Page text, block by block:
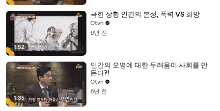
1:52
극한 상황 인간의 본성, 폭력 VS 희망
Otvn
6년 전
1:35
인간의 오염에 대한 두려움이 사회를 만
든다?!
Otvn
6년 전